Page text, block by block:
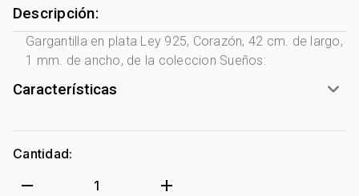
Descripción:
Gargantilla en plata Ley 925, Corazón, 42 cm. de largo,
1 mm. de ancho, de la coleccion Sueños:
Características
Género: Mujer
Tono Metal:
Metal: Plata Ley 925
Corazón
Cantidad:
remove 1 add